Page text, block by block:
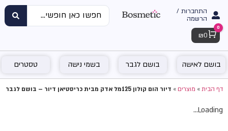
התחברות /
הרשמה
Cart
0
₪ 0
בושם לאישה בושם לגבר בשמי נישה טסטרים
דף הבית»מוצרים»דיור הום קולון 125מל אדק מבית כריסטיאן דיור – בושם לגבר
Loading...